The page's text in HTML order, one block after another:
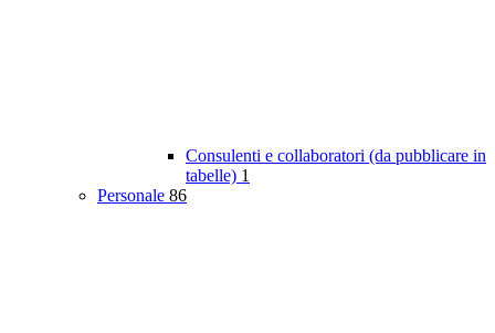
Consulenti e collaboratori (da pubblicare in
tabelle) 1
Personale 86